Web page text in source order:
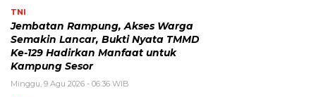
TNI
Jembatan Rampung, Akses Warga
Semakin Lancar, Bukti Nyata TMMD
Ke-129 Hadirkan Manfaat untuk
Kampung Sesor
Minggu, 9 Agu 2026 - 06:36 WIB